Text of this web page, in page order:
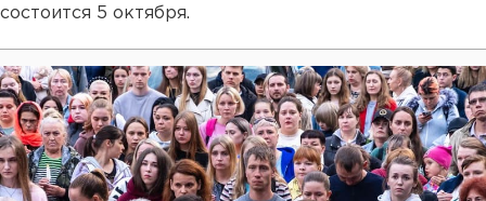
состоится 5 октября.